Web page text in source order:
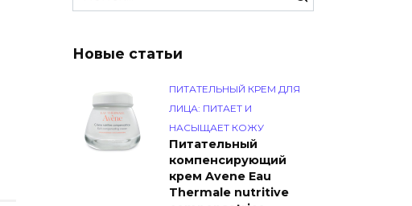
for:
Новые статьи
ПИТАТЕЛЬНЫЙ КРЕМ ДЛЯ
ЛИЦА: ПИТАЕТ И
НАСЫЩАЕТ КОЖУ
Питательный
компенсирующий
крем Avene Eau
Thermale nutritive